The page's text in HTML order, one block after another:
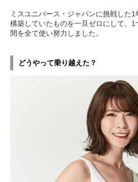
ミスユニバース・ジャパンに挑戦した
構築していたものを一旦ゼロにして、
間を全て使い努力しました。
どうやって乗り越えた？